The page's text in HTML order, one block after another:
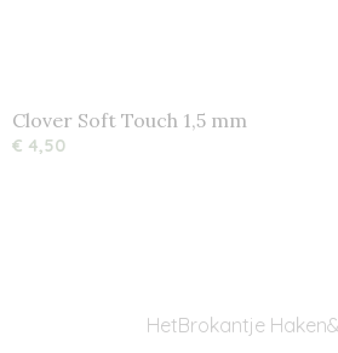
Clover Soft Touch 1,5 mm
€ 4,50
HetBrokantje